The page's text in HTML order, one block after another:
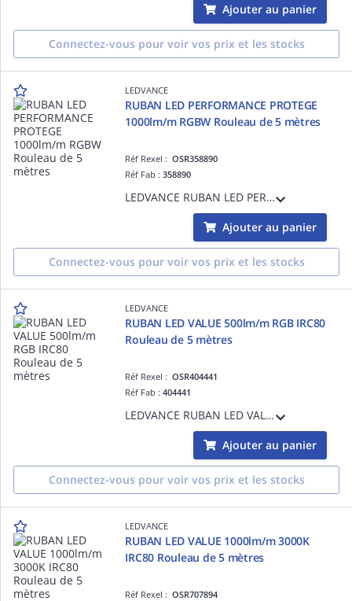
Ajouter au panier
Connectez-vous pour voir vos prix et les stocks
LEDVANCE
RUBAN LED PERFORMANCE PROTEGE
1000lm/m RGBW Rouleau de 5 mètres
Réf Rexel :OSR358890
Réf Fab :358890
LEDVANCE RUBAN LED PERFORMANCE PROTEGE 1000lm/m RGBW Rouleau de 5 mètres - 50000 h - Garantie 5 ans - Précâblé des 2 côtés
Ajouter au panier
Connectez-vous pour voir vos prix et les stocks
LEDVANCE
RUBAN LED VALUE 500lm/m RGB IRC80
Rouleau de 5 mètres
Réf Rexel :OSR404441
Réf Fab :404441
LEDVANCE RUBAN LED VALUE 500lm/m RGB IRC80 Rouleau de 5 mètres - - 20000 h (L70B50) - Garantie 2ans - Précâblé des 2 côtés - 5000 mmxx
Ajouter au panier
Connectez-vous pour voir vos prix et les stocks
LEDVANCE
RUBAN LED VALUE 1000lm/m 3000K
IRC80 Rouleau de 5 mètres
Réf Rexel :OSR707894